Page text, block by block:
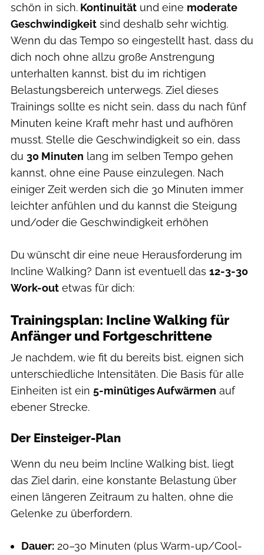
schön in sich. Kontinuität und eine moderate
Geschwindigkeit sind deshalb sehr wichtig.
Wenn du das Tempo so eingestellt hast, dass du
dich noch ohne allzu große Anstrengung
unterhalten kannst, bist du im richtigen
Belastungsbereich unterwegs. Ziel dieses
Trainings sollte es nicht sein, dass du nach fünf
Minuten keine Kraft mehr hast und aufhören
musst. Stelle die Geschwindigkeit so ein, dass
du 30 Minuten lang im selben Tempo gehen
kannst, ohne eine Pause einzulegen. Nach
einiger Zeit werden sich die 30 Minuten immer
leichter anfühlen und du kannst die Steigung
und/oder die Geschwindigkeit erhöhen
Du wünscht dir eine neue Herausforderung im
Incline Walking? Dann ist eventuell das 12-3-30
Work-out etwas für dich:
Trainingsplan: Incline Walking für
Anfänger und Fortgeschrittene
Je nachdem, wie fit du bereits bist, eignen sich
unterschiedliche Intensitäten. Die Basis für alle
Einheiten ist ein 5-minütiges Aufwärmen auf
ebener Strecke.
Der Einsteiger-Plan
Wenn du neu beim Incline Walking bist, liegt
das Ziel darin, eine konstante Belastung über
einen längeren Zeitraum zu halten, ohne die
Gelenke zu überfordern.
Dauer: 20–30 Minuten (plus Warm-up/Cool-